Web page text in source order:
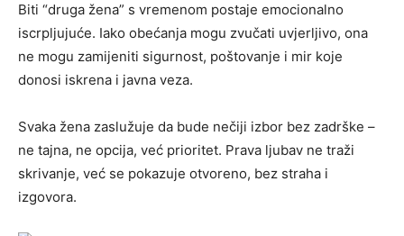
Biti “druga žena” s vremenom postaje emocionalno
iscrpljujuće. Iako obećanja mogu zvučati uvjerljivo, ona
ne mogu zamijeniti sigurnost, poštovanje i mir koje
donosi iskrena i javna veza.
Svaka žena zaslužuje da bude nečiji izbor bez zadrške –
ne tajna, ne opcija, već prioritet. Prava ljubav ne traži
skrivanje, već se pokazuje otvoreno, bez straha i
izgovora.